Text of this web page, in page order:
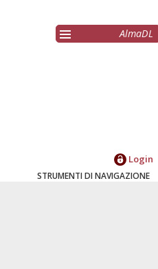
AlmaDL
Login
STRUMENTI DI NAVIGAZIONE